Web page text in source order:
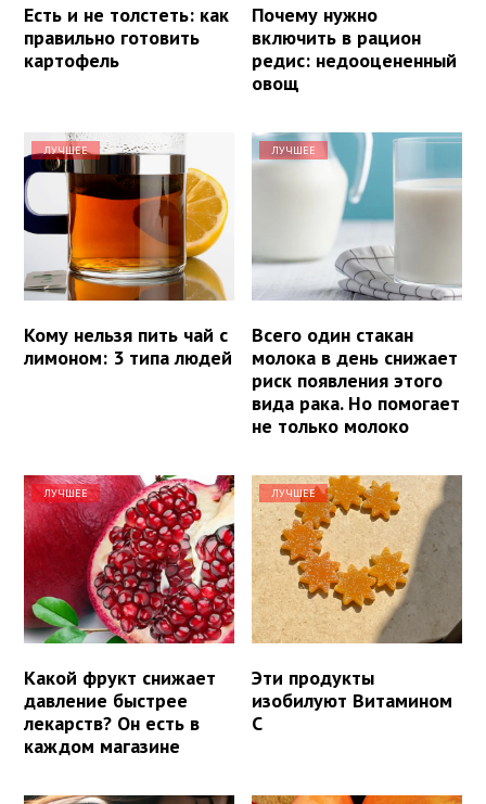
Есть и не толстеть: как
правильно готовить
картофель
Почему нужно
включить в рацион
редис: недооцененный
овощ
ЛУЧШЕЕ
Кому нельзя пить чай с
лимоном: 3 типа людей
ЛУЧШЕЕ
Всего один стакан
молока в день снижает
риск появления этого
вида рака. Но помогает
не только молоко
ЛУЧШЕЕ
Какой фрукт снижает
давление быстрее
лекарств? Он есть в
каждом магазине
ЛУЧШЕЕ
Эти продукты
изобилуют Витамином
С